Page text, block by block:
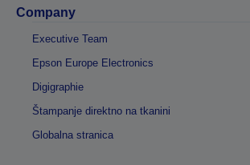
Company
Executive Team
Epson Europe Electronics
Digigraphie
Štampanje direktno na tkanini
Globalna stranica